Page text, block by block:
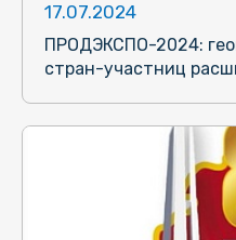
17.07.2024
ПРОДЭКСПО-2024:
стран-участниц